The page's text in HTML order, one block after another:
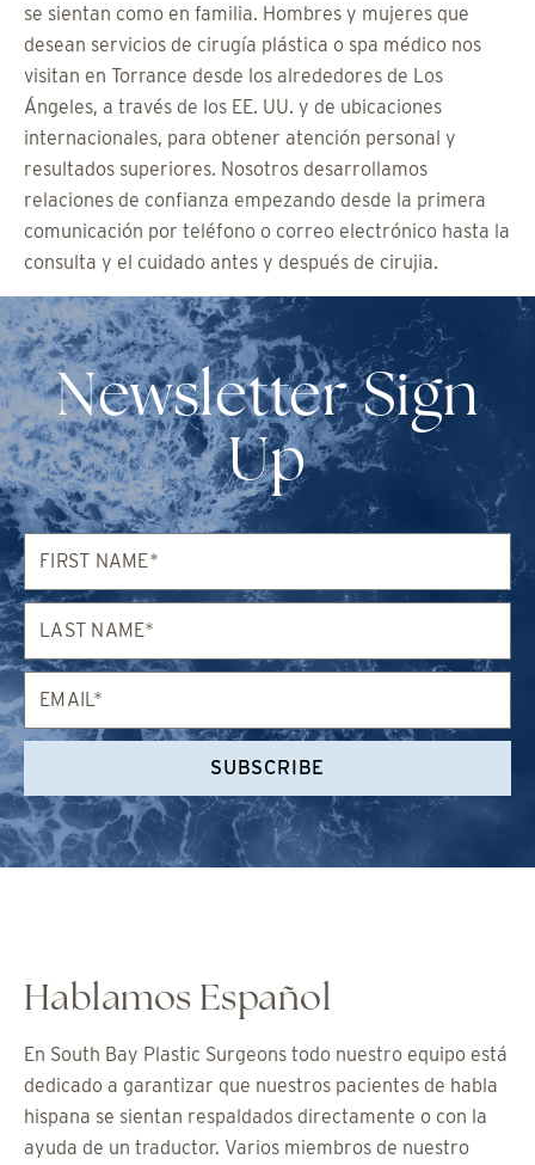
se sientan como en familia. Hombres y mujeres que
desean servicios de cirugía plástica o spa médico nos
visitan en Torrance desde los alrededores de Los
Ángeles, a través de los EE. UU. y de ubicaciones
internacionales, para obtener atención personal y
resultados superiores. Nosotros desarrollamos
relaciones de confianza empezando desde la primera
comunicación por teléfono o correo electrónico hasta la
consulta y el cuidado antes y después de cirujia.
Newsletter Sign
Up
First
Name*
Last
Name*
Email*
SUBSCRIBE
Hablamos Español
En South Bay Plastic Surgeons todo nuestro equipo está
dedicado a garantizar que nuestros pacientes de habla
hispana se sientan respaldados directamente o con la
ayuda de un traductor. Varios miembros de nuestro